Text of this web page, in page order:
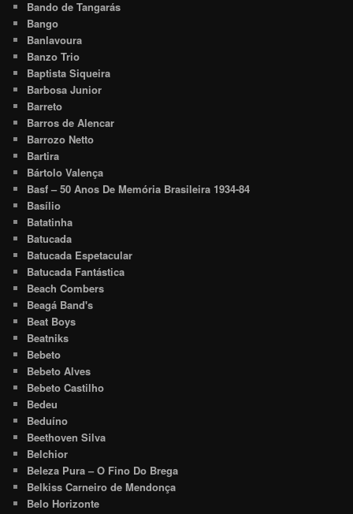
Bando de Tangarás
Bango
Banlavoura
Banzo Trio
Baptista Siqueira
Barbosa Junior
Barreto
Barros de Alencar
Barrozo Netto
Bartira
Bártolo Valença
Basf – 50 Anos De Memória Brasileira 1934-84
Basílio
Batatinha
Batucada
Batucada Espetacular
Batucada Fantástica
Beach Combers
Beagá Band's
Beat Boys
Beatniks
Bebeto
Bebeto Alves
Bebeto Castilho
Bedeu
Beduíno
Beethoven Silva
Belchior
Beleza Pura – O Fino Do Brega
Belkiss Carneiro de Mendonça
Belo Horizonte